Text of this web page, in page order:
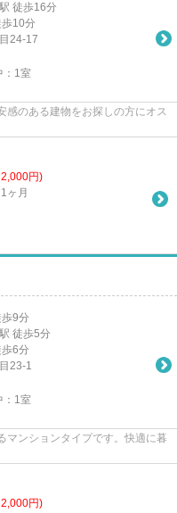
駅 徒歩16分
歩10分
24-17
1室
感のある建物をお探しの方にオス
円)
ヶ月
歩9分
駅 徒歩5分
歩6分
23-1
1室
マンションタイプです。快適に暮
円)